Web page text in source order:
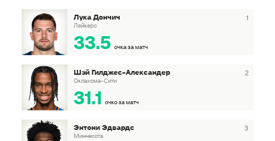
Лука Дончич
Лейкерс
33.5 очка за матч
1
Шэй Гилджес-Александер
Оклахома-Сити
31.1 очко за матч
2
Энтони Эдвардс
Миннесота
3